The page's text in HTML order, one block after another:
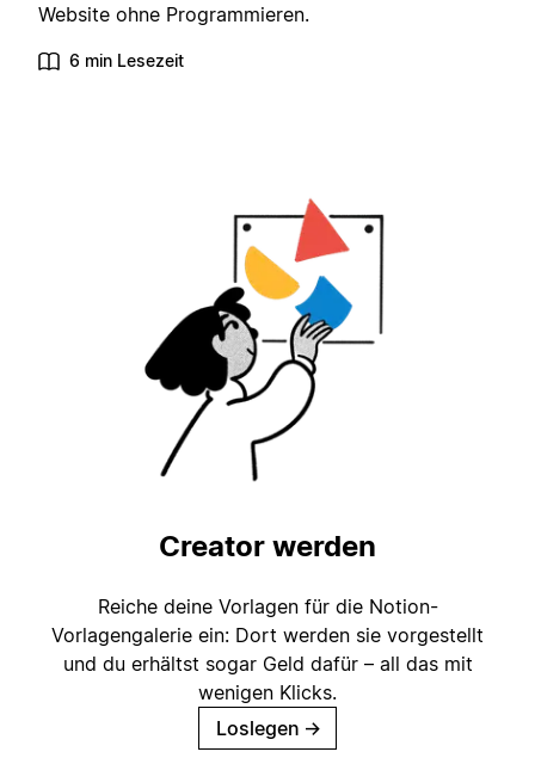
Website ohne Programmieren.
6 min Lesezeit
Creator werden
Reiche deine Vorlagen für die Notion-
Vorlagengalerie ein: Dort werden sie vorgestellt
und du erhältst sogar Geld dafür – all das mit
wenigen Klicks.
Loslegen →